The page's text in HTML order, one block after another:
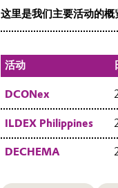
这里是我们主要活动的概
活动
DCONex
ILDEX Philippines
DECHEMA